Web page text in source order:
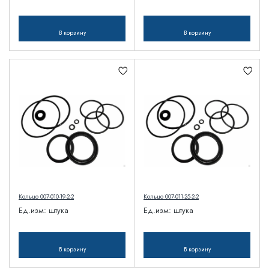
В корзину В корзину
Кольцо 007-010-19-2-2
Ед.изм: штука
В корзину
Кольцо 007-011-25-2-2
Ед.изм: штука
В корзину